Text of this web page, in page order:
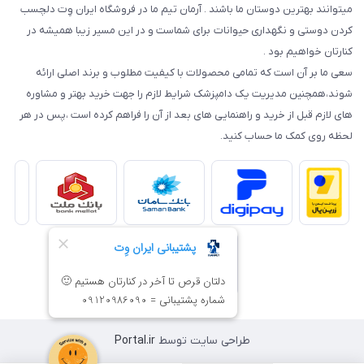
میتوانند بهترین دوستان ما باشند . آرمان تیم ما در فروشگاه ایران وِت دلچسب
کردن دوستی و نگهداری حیوانات برای شماست و در این مسیر زیبا همیشه در
کنارتان خواهیم بود .
سعی ما بر آن است که تمامی محصولات با کیفیت مطلوب و برند اصلی ارائه
شوند،همچنین مدیریت یک دامپزشک شرایط لازم را جهت خرید بهتر و مشاوره
های لازم قبل از خرید و راهنمایی های بعد از آن را فراهم کرده است ،پس در هر
لحظه روی کمک ما حساب کنید.
طراحی سایت توسطPortal.ir